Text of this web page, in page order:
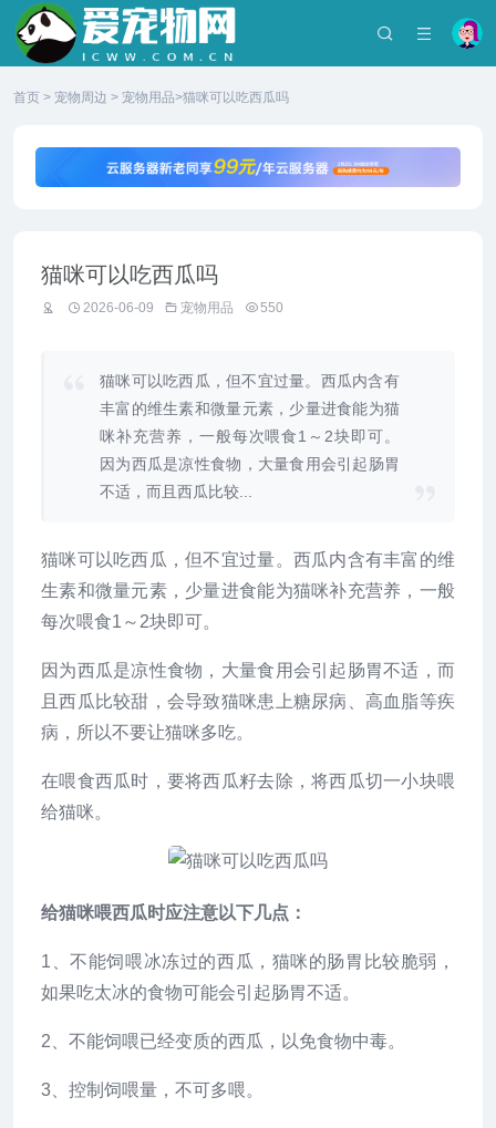
首页 > 宠物周边 > 宠物用品>猫咪可以吃西瓜吗
猫咪可以吃西瓜吗
2026-06-09 宠物用品 550
猫咪可以吃西瓜，但不宜过量。西瓜内含有
丰富的维生素和微量元素，少量进食能为猫
咪补充营养，一般每次喂食1～2块即可。
因为西瓜是凉性食物，大量食用会引起肠胃
不适，而且西瓜比较...
猫咪可以吃西瓜，但不宜过量。西瓜内含有丰富的维
生素和微量元素，少量进食能为猫咪补充营养，一般
每次喂食1～2块即可。
因为西瓜是凉性食物，大量食用会引起肠胃不适，而
且西瓜比较甜，会导致猫咪患上糖尿病、高血脂等疾
病，所以不要让猫咪多吃。
在喂食西瓜时，要将西瓜籽去除，将西瓜切一小块喂
给猫咪。
给猫咪喂西瓜时应注意以下几点：
1、不能饲喂冰冻过的西瓜，猫咪的肠胃比较脆弱，
如果吃太冰的食物可能会引起肠胃不适。
2、不能饲喂已经变质的西瓜，以免食物中毒。
3、控制饲喂量，不可多喂。